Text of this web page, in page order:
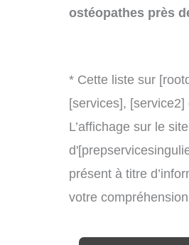
ostéopathes près
* Cette liste sur
[services],
L’affichage sur le
présent à titre
votre